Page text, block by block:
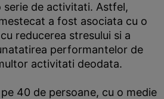
serie de activitati. Astfel,
a fost asociata cu o
reducerea stresului si a
performantelor de
activitati deodata.
40 de persoane, cu o medie